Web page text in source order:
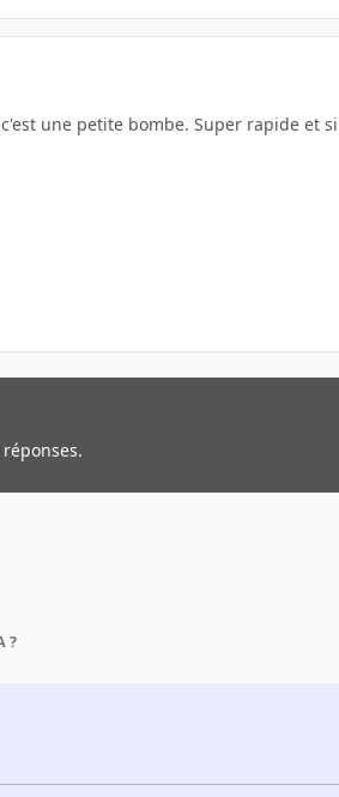
une petite bombe. Super rapide et
?